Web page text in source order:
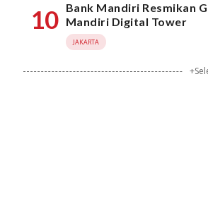
10 Bank Mandiri Resmikan
Mandiri Digital Tower
JAKARTA